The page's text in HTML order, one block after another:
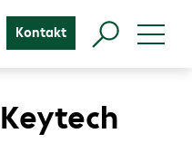
Kontakt